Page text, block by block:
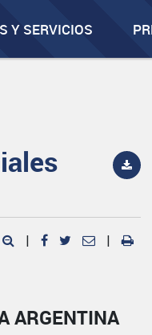
Y SERVICIOS
| |
ARGENTINA